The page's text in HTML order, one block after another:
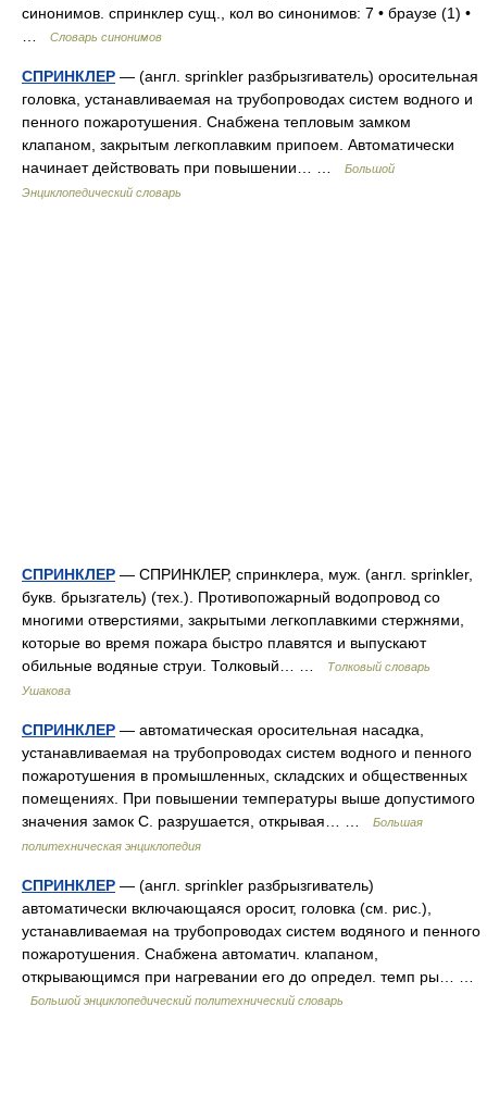
синонимов. спринклер сущ., кол во синонимов: 7 • браузе (1) •
Словарь синонимов
СПРИНКЛЕР — (англ. sprinkler разбрызгиватель) оросительная
головка, устанавливаемая на трубопроводах систем водного и
пенного пожаротушения. Снабжена тепловым замком
клапаном, закрытым легкоплавким припоем. Автоматически
начинает действовать при повышении… …
Большой
Энциклопедический словарь
СПРИНКЛЕР — СПРИНКЛЕР, спринклера, муж. (англ. sprinkler,
букв. брызгатель) (тех.). Противопожарный водопровод со
многими отверстиями, закрытыми легкоплавкими стержнями,
которые во время пожара быстро плавятся и выпускают
обильные водяные струи. Толковый… …
Толковый словарь
Ушакова
СПРИНКЛЕР — автоматическая оросительная насадка,
устанавливаемая на трубопроводах систем водного и пенного
пожаротушения в промышленных, складских и общественных
помещениях. При повышении температуры выше допустимого
значения замок С. разрушается, открывая… …
Большая
политехническая энциклопедия
СПРИНКЛЕР — (англ. sprinkler разбрызгиватель)
автоматически включающаяся оросит, головка (см. рис.),
устанавливаемая на трубопроводах систем водяного и пенного
пожаротушения. Снабжена автоматич. клапаном,
открывающимся при нагревании его до определ. темп ры… …
Большой энциклопедический политехнический словарь